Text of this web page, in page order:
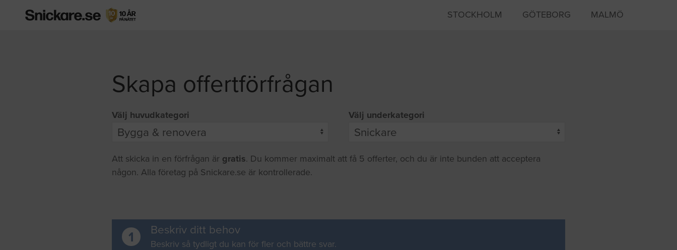
STOCKHOLM GÖTEBORG MALMÖ
Skapa offertförfrågan
Välj huvudkategori Välj underkategori
Att skicka in en förfrågan är gratis. Du kommer maximalt att få 5 offerter, och du är inte bunden att acceptera
någon. Alla företag på Snickare.se är kontrollerade.
1 Beskriv ditt behov
Beskriv så tydligt du kan för fler och bättre svar.